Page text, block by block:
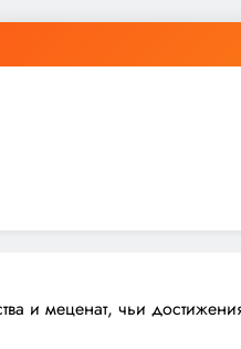
и меценат, чьи